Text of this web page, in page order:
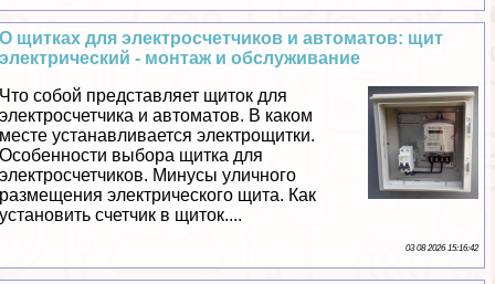
О щитках для электросчетчиков и автоматов: щит
электрический - монтаж и обслуживание
Что собой представляет щиток для
электросчетчика и автоматов. В каком
месте устанавливается электрощитки.
Особенности выбора щитка для
электросчетчиков. Минусы уличного
размещения электрического щита. Как
установить счетчик в щиток....
03 08 2026 15:16:42